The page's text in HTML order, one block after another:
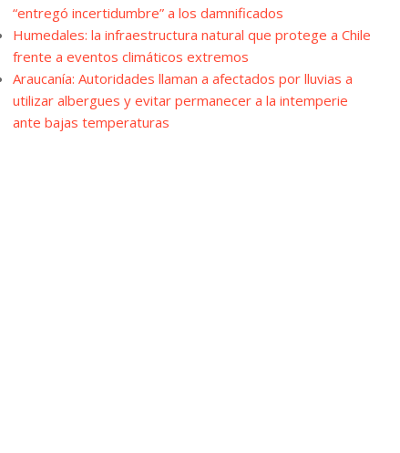
“entregó incertidumbre” a los damnificados
Humedales: la infraestructura natural que protege a Chile
frente a eventos climáticos extremos
Araucanía: Autoridades llaman a afectados por lluvias a
utilizar albergues y evitar permanecer a la intemperie
ante bajas temperaturas